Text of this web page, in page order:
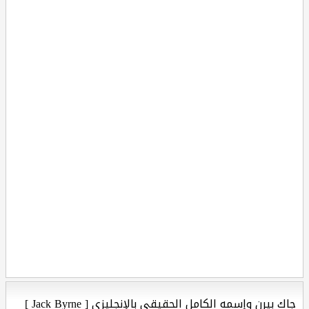
جاك بيرن وإسمه الكامل الحقيقي بالإنجليزي [ Jack Byrne ]